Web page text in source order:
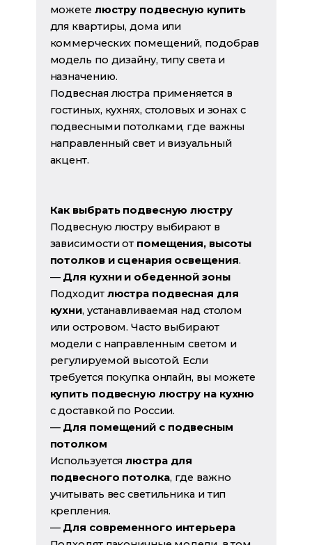
можете люстру подвесную купить
для квартиры, дома или
коммерческих помещений, подобрав
модель по дизайну, типу света и
назначению.
Подвесная люстра применяется в
гостиных, кухнях, столовых и зонах с
подвесными потолками, где важны
направленный свет и визуальный
акцент.
Как выбрать подвесную люстру
Подвесную люстру выбирают в
зависимости от помещения, высоты
потолков и сценария освещения.
— Для кухни и обеденной зоны
Подходит люстра подвесная для
кухни, устанавливаемая над столом
или островом. Часто выбирают
модели с направленным светом и
регулируемой высотой. Если
требуется покупка онлайн, вы можете
купить подвесную люстру на кухню
с доставкой по России.
— Для помещений с подвесным
потолком
Используетсялюстра для
подвесного потолка, где важно
учитывать вес светильника и тип
крепления.
— Для современного интерьера